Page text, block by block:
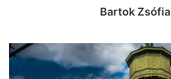
Bartok Zsófia